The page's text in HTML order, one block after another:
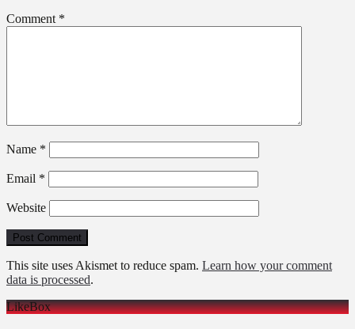
Comment *
Name *
Email *
Website
This site uses Akismet to reduce spam. Learn how your comment
data is processed.
LikeBox